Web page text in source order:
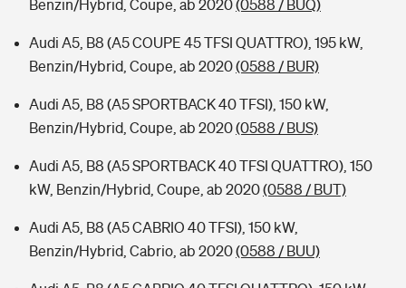
Benzin/Hybrid, Coupe, ab 2020(0588 / BUQ)
Audi A5, B8 (A5 COUPE 45 TFSI QUATTRO), 195 kW,
Benzin/Hybrid, Coupe, ab 2020(0588 / BUR)
Audi A5, B8 (A5 SPORTBACK 40 TFSI), 150 kW,
Benzin/Hybrid, Coupe, ab 2020(0588 / BUS)
Audi A5, B8 (A5 SPORTBACK 40 TFSI QUATTRO), 150
kW, Benzin/Hybrid, Coupe, ab 2020(0588 / BUT)
Audi A5, B8 (A5 CABRIO 40 TFSI), 150 kW,
Benzin/Hybrid, Cabrio, ab 2020(0588 / BUU)